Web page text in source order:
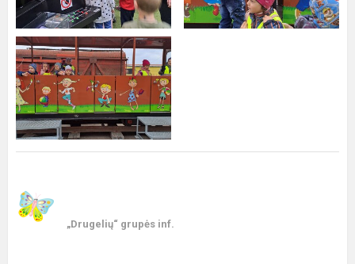
„Drugelių“ grupės inf.